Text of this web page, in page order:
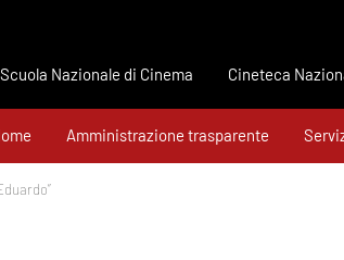
Scuola Nazionale di Cinema Cineteca
Amministrazione trasparente